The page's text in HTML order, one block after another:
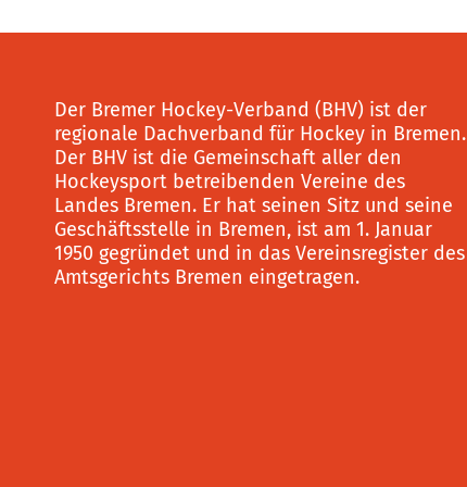
Der Bremer Hockey-Verband (BHV) ist der
regionale Dachverband für Hockey in Bremen.
Der BHV ist die Gemeinschaft aller den
Hockeysport betreibenden Vereine des
Landes Bremen. Er hat seinen Sitz und seine
Geschäftsstelle in Bremen, ist am 1. Januar
1950 gegründet und in das Vereinsregister des
Amtsgerichts Bremen eingetragen.